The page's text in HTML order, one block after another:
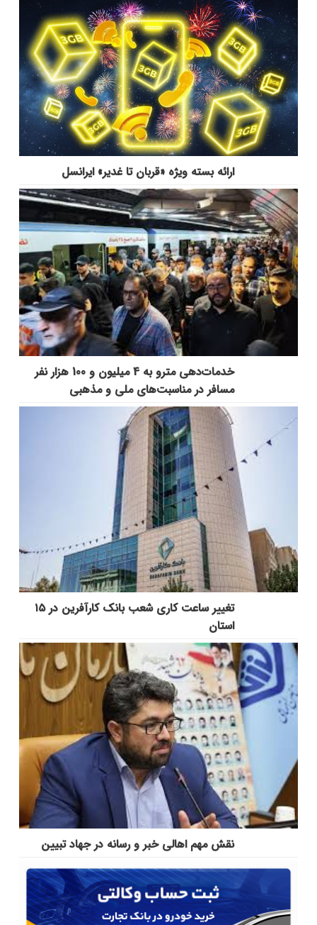
ارائه بسته ویژه «قربان تا غدیر» ایرانسل
خدمات‌دهي مترو به 4 ميليون و 100 هزار نفر
مسافر در مناسبت‌هاي ملي و مذهبي
تغییر ساعت کاری شعب بانک کارآفرین در ۱۵
استان
نقش مهم اهالی خبر و رسانه در جهاد تبیین